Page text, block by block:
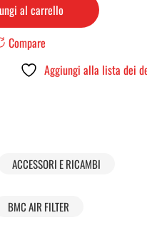
al carrello
Compare
Aggiungi alla lista dei
ACCESSORI E RICAMBI
BMC AIR FILTER